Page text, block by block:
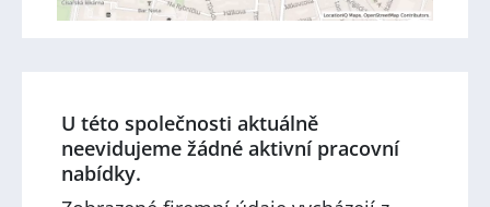
U této společnosti aktuálně
neevidujeme žádné aktivní pracovní
nabídky.